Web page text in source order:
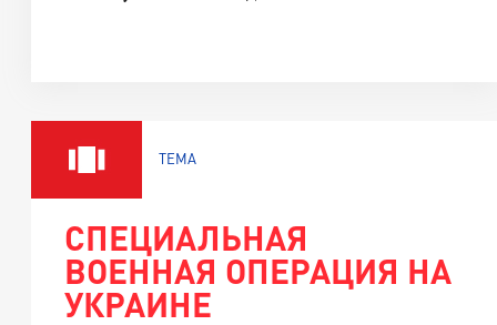
ТЕМА
СПЕЦИАЛЬНАЯ
ВОЕННАЯ ОПЕРАЦИЯ НА
УКРАИНЕ